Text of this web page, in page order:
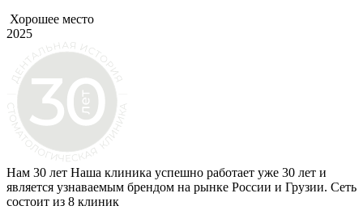
Хорошее место
2025
Нам 30 лет Наша клиника успешно работает уже 30 лет и
является узнаваемым брендом на рынке России и Грузии. Сеть
состоит из 8 клиник